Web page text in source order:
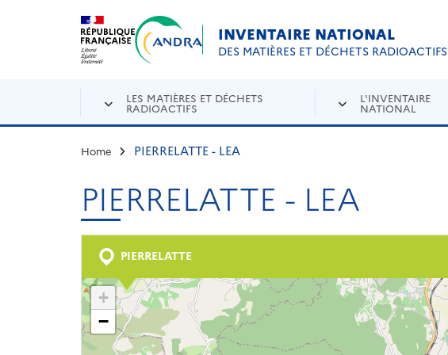
Aller au contenu principal
INVENTAIRE NATIONAL
DES MATIÈRES ET DÉCHETS RADIOACTIFS
LES MATIÈRES ET DÉCHETS
RADIOACTIFS
L'INVENTAIRE
NATIONAL
Home PIERRELATTE - LEA
PIERRELATTE - LEA
PIERRELATTE
+
−